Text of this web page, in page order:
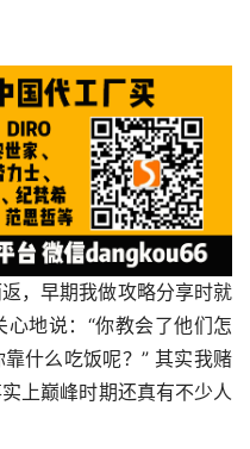
，早期我做攻略分享时就
地说：“你教会了他们怎
什么吃饭呢？” 其实我赌
上巅峰时期还真有不少人